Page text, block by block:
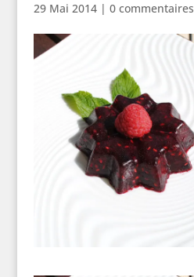
29 Mai 2014| 0 commentaires